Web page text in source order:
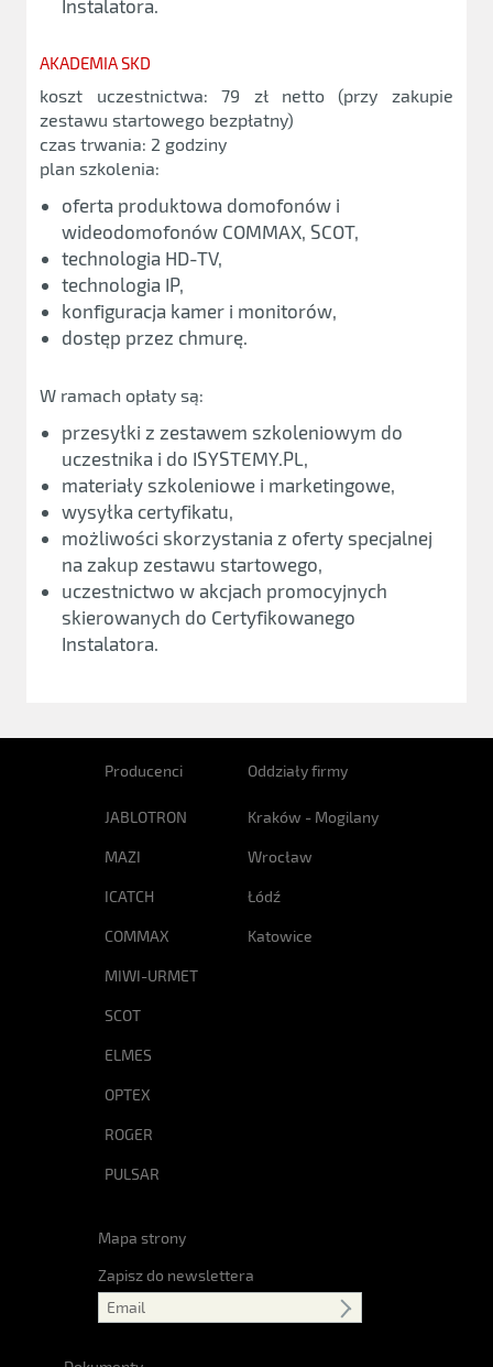
Instalatora.
AKADEMIA SKD
koszt uczestnictwa: 79 zł netto (przy zakupie
zestawu startowego bezpłatny)
czas trwania: 2 godziny
plan szkolenia:
oferta produktowa domofonów i
wideodomofonów COMMAX, SCOT,
technologia HD-TV,
technologia IP,
konfiguracja kamer i monitorów,
dostęp przez chmurę.
W ramach opłaty są:
przesyłki z zestawem szkoleniowym do
uczestnika i do ISYSTEMY.PL,
materiały szkoleniowe i marketingowe,
wysyłka certyfikatu,
możliwości skorzystania z oferty specjalnej
na zakup zestawu startowego,
uczestnictwo w akcjach promocyjnych
skierowanych do Certyfikowanego
Instalatora.
Producenci
JABLOTRON
MAZI
ICATCH
COMMAX
MIWI-URMET
SCOT
ELMES
OPTEX
ROGER
PULSAR
Oddziały firmy
Kraków - Mogilany
Wrocław
Łódź
Katowice
Mapa strony
Zapisz do newslettera